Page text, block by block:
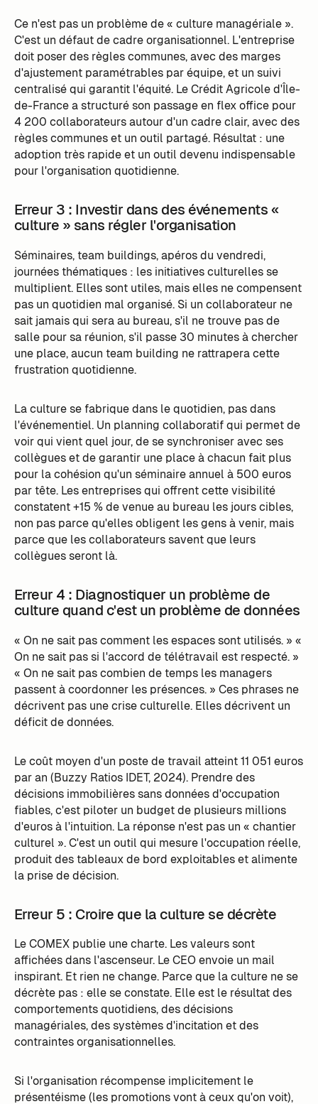
Ce n'est pas un problème de « culture managériale ».
C'est un défaut de cadre organisationnel. L'entreprise
doit poser des règles communes, avec des marges
d'ajustement paramétrables par équipe, et un suivi
centralisé qui garantit l'équité. Le Crédit Agricole d'Île-
de-France a structuré son passage en flex office pour
4 200 collaborateurs autour d'un cadre clair, avec des
règles communes et un outil partagé. Résultat : une
adoption très rapide et un outil devenu indispensable
pour l'organisation quotidienne.
Erreur 3 : Investir dans des événements «
culture » sans régler l'organisation
Séminaires, team buildings, apéros du vendredi,
journées thématiques : les initiatives culturelles se
multiplient. Elles sont utiles, mais elles ne compensent
pas un quotidien mal organisé. Si un collaborateur ne
sait jamais qui sera au bureau, s'il ne trouve pas de
salle pour sa réunion, s'il passe 30 minutes à chercher
une place, aucun team building ne rattrapera cette
frustration quotidienne.
La culture se fabrique dans le quotidien, pas dans
l'événementiel. Un planning collaboratif qui permet de
voir qui vient quel jour, de se synchroniser avec ses
collègues et de garantir une place à chacun fait plus
pour la cohésion qu'un séminaire annuel à 500 euros
par tête. Les entreprises qui offrent cette visibilité
constatent +15 % de venue au bureau les jours cibles,
non pas parce qu'elles obligent les gens à venir, mais
parce que les collaborateurs savent que leurs
collègues seront là.
Erreur 4 : Diagnostiquer un problème de
culture quand c'est un problème de données
« On ne sait pas comment les espaces sont utilisés. » «
On ne sait pas si l'accord de télétravail est respecté. »
« On ne sait pas combien de temps les managers
passent à coordonner les présences. » Ces phrases ne
décrivent pas une crise culturelle. Elles décrivent un
déficit de données.
Le coût moyen d'un poste de travail atteint 11 051 euros
par an (Buzzy Ratios IDET, 2024). Prendre des
décisions immobilières sans données d'occupation
fiables, c'est piloter un budget de plusieurs millions
d'euros à l'intuition. La réponse n'est pas un « chantier
culturel ». C'est un outil qui mesure l'occupation réelle,
produit des tableaux de bord exploitables et alimente
la prise de décision.
Erreur 5 : Croire que la culture se décrète
Le COMEX publie une charte. Les valeurs sont
affichées dans l'ascenseur. Le CEO envoie un mail
inspirant. Et rien ne change. Parce que la culture ne se
décrète pas : elle se constate. Elle est le résultat des
comportements quotidiens, des décisions
managériales, des systèmes d'incitation et des
contraintes organisationnelles.
Si l'organisation récompense implicitement le
présentéisme (les promotions vont à ceux qu'on voit),